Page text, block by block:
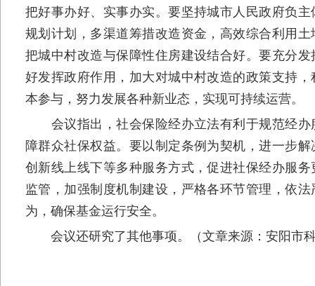
把好事办好、实事办实。要坚持城市人民政府负
规划计划，多渠道筹措改造资金，高效综合利用
把城中村改造与保障性住房建设结合好。要充分
好发挥政府作用，加大对城中村改造的政策支持
本参与，努力发展各种新业态，实现可持续运营。
会议指出，社会保险经办立法有利于规范经办
障群众社保权益。要以制定条例为契机，进一步
创新线上线下等多种服务方式，促进社保经办服
监管，加强制度机制建设，严格各环节管理，依
为，确保基金运行安全。
会议还研究了其他事项。（文章来源：安阳市